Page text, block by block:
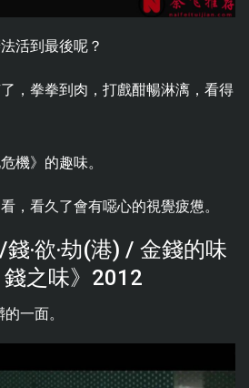
活到最後呢？
，拳拳到肉，打戲酣暢淋漓，看得
機》的趣味。
，看久了會有噁心的視覺疲憊。
‧欲‧劫(港) / 金錢的味
之味》2012
一面。